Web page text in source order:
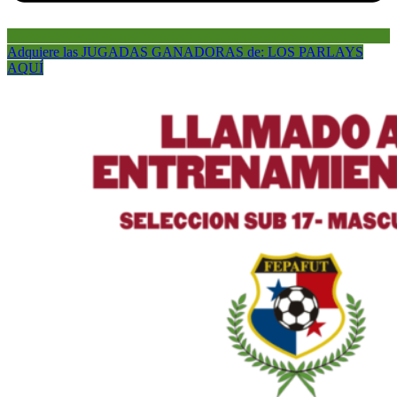
Adquiere las JUGADAS GANADORAS de: LOS PARLAYS
AQUÍ